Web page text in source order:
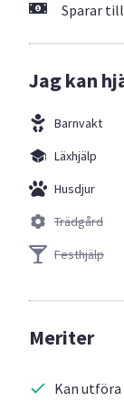
Sparar
Jag kan
Barnvakt
Läxhjälp
Husdjur
Trädgård
Festhjälp
Meriter
Kan utföra